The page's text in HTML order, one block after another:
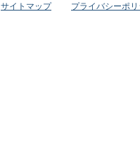
サイトマップ プライバシーポ